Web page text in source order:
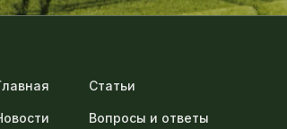
Статьи
Вопросы и ответы